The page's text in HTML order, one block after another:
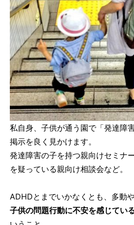
私自身、子供が通う園で「発達障
掲示を良く見かけます。
発達障害の子を持つ親向けセミナ
を疑っている親向け相談会など。
ADHDとまでいかなくとも、多動
子供の問題行動に不安を感じてい